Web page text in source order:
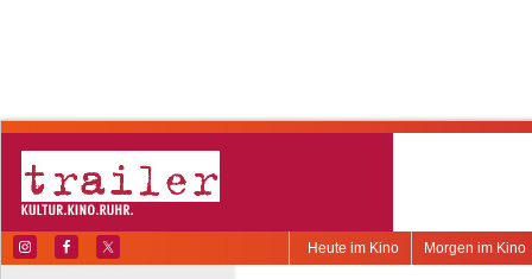
Morgen im Kino
Heute im Kino